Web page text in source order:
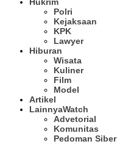
Polri
Kejaksaan
KPK
Lawyer
Hiburan
Wisata
Kuliner
Film
Model
Artikel
LainnyaWatch
Advetorial
Komunitas
Pedoman Siber